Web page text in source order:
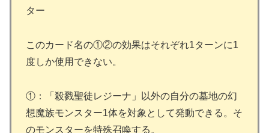
ター
このカード名の①②の効果はそれぞれ1ターンに1
度しか使用できない。
①：「殺戮聖徒レジーナ」以外の自分の墓地の幻
想魔族モンスター1体を対象として発動できる。そ
のモンスターを特殊召喚する。